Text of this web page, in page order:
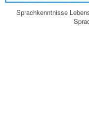
Sprachkenntnisse